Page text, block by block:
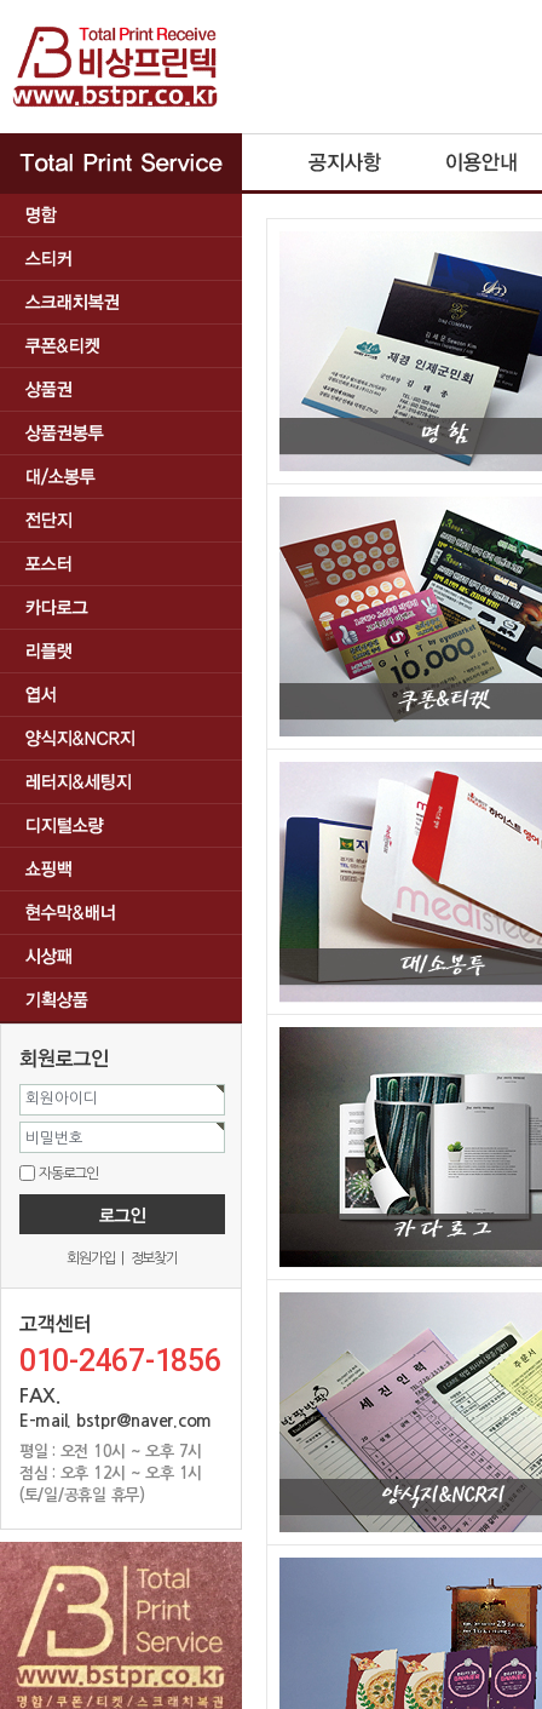
회원아이디
비밀번호
자동로그인
회원가입 정보찾기
010-2467-1856
FAX.
E-mail. bstpr@naver.com
평일 : 오전 10시 ~ 오후 7시
점심 : 오후 12시 ~ 오후 1시
(토/일/공휴일 휴무)